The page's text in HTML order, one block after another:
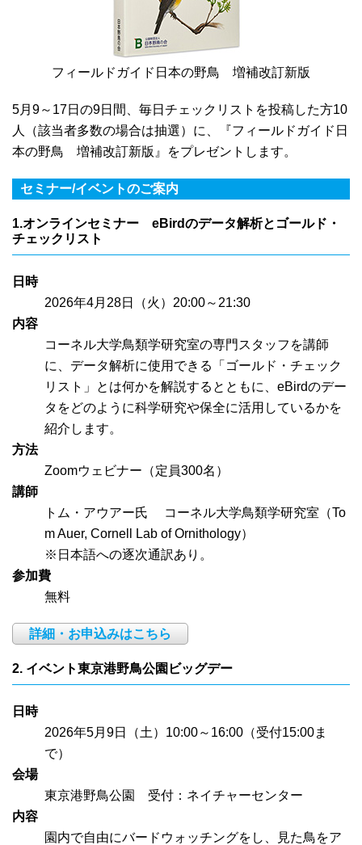
フィールドガイド日本の野鳥 増補改訂新版
5月9～17日の9日間、毎日チェックリストを投稿した方10
人（該当者多数の場合は抽選）に、『フィールドガイド日
本の野鳥 増補改訂新版』をプレゼントします。
セミナー/イベントのご案内
1.オンラインセミナー eBirdのデータ解析とゴールド・
チェックリスト
日時
2026年4月28日（火）20:00～21:30
内容
コーネル大学鳥類学研究室の専門スタッフを講師
に、データ解析に使用できる「ゴールド・チェック
リスト」とは何かを解説するとともに、eBirdのデー
タをどのように科学研究や保全に活用しているかを
紹介します。
方法
Zoomウェビナー（定員300名）
講師
トム・アウアー氏 コーネル大学鳥類学研究室（To
m Auer, Cornell Lab of Ornithology）
※日本語への逐次通訳あり。
参加費
無料
詳細・お申込みはこちら
2. イベント東京港野鳥公園ビッグデー
日時
2026年5月9日（土）10:00～16:00（受付15:00ま
で）
会場
東京港野鳥公園 受付：ネイチャーセンター
内容
園内で自由にバードウォッチングをし、見た鳥をア